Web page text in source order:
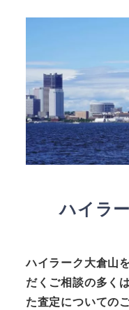
ハイラ
ハイラーク大倉山
だくご相談の多く
た査定についての